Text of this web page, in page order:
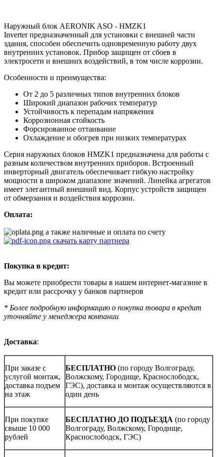
Наружный блок AERONIK ASO - HMZK1
Inverter предназначенный для установки с внешней части
здания, способен обеспечить одновременную работу двух
внутренних установок. Прибор защищен от сбоев в
электросети и внешних воздействий, в том числе коррозии.
Особенности и преимущества:
От 2 до 5 различных типов внутренних блоков
Широкий диапазон рабочих температур
Устойчивость к перепадам напряжения
Коррозионная стойкость
Форсированное оттаивание
Охлаждение и обогрев при низких температурах
Серия наружных блоков HMZK1 предназначена для работы с
разным количеством внутренних приборов. Встроенный
инверторный двигатель обеспечивает гибкую настройку
мощности в широком диапазоне значений. Линейка агрегатов
имеет элегантный внешний вид. Корпус устройств защищен
от обмерзания и воздействия коррозии.
Оплата:
а также наличные и оплата по счету
скачать карту партнера
Покупка в кредит:
Вы можете приобрести товары в нашем интернет-магазине в
кредит или рассрочку у банков партнеров
* Более подробную информацию о покупка товара в кредит
уточняйте у менеджера компании
Доставка:
При заказе с
услугой монтаж,
доставка подъем
на этаж
БЕСПЛАТНО (по городу Волгограду,
Волжскому, Городище, Краснослободск,
ГЭС), доставка и монтаж осуществляются в
один день
При покупке
свыше 10 000
рублей
БЕСПЛАТНО ДО ПОДЪЕЗДА (по городу
Волгограду, Волжскому, Городище,
Краснослободск, ГЭС)